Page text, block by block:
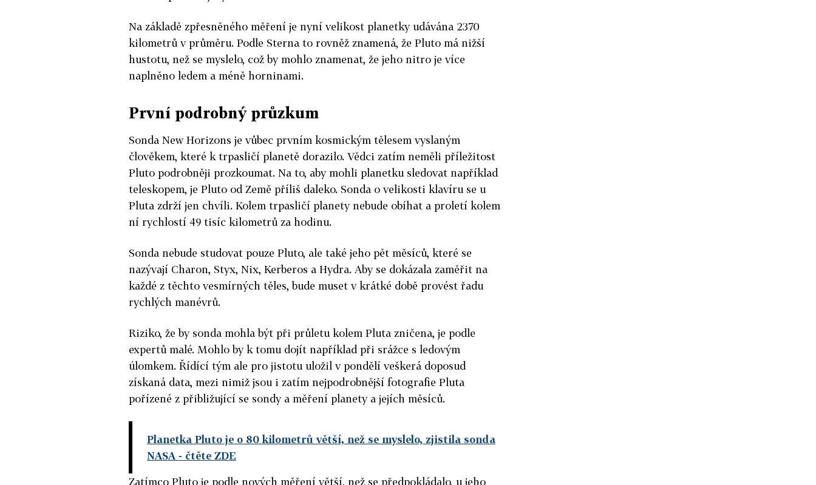
Na základě zpřesněného měření je nyní velikost planetky udávána 2370
kilometrů v průměru. Podle Sterna to rovněž znamená, že Pluto má nižší
hustotu, než se myslelo, což by mohlo znamenat, že jeho nitro je více
naplněno ledem a méně horninami.
První podrobný průzkum
Sonda New Horizons je vůbec prvním kosmickým tělesem vyslaným
člověkem, které k trpasličí planetě dorazilo. Vědci zatím neměli příležitost
Pluto podrobněji prozkoumat. Na to, aby mohli planetku sledovat například
teleskopem, je Pluto od Země příliš daleko. Sonda o velikosti klavíru se u
Pluta zdrží jen chvíli. Kolem trpasličí planety nebude obíhat a proletí kolem
ní rychlostí 49 tisíc kilometrů za hodinu.
Sonda nebude studovat pouze Pluto, ale také jeho pět měsíců, které se
nazývají Charon, Styx, Nix, Kerberos a Hydra. Aby se dokázala zaměřit na
každé z těchto vesmírných těles, bude muset v krátké době provést řadu
rychlých manévrů.
Riziko, že by sonda mohla být při průletu kolem Pluta zničena, je podle
expertů malé. Mohlo by k tomu dojít například při srážce s ledovým
úlomkem. Řídící tým ale pro jistotu uložil v pondělí veškerá doposud
získaná data, mezi nimiž jsou i zatím nejpodrobnější fotografie Pluta
pořízené z přibližující se sondy a měření planety a jejích měsíců.
Planetka Pluto je o 80 kilometrů větší, než se myslelo, zjistila sonda
NASA - čtěte ZDE
Zatímco Pluto je podle nových měření větší, než se předpokládalo, u jeho